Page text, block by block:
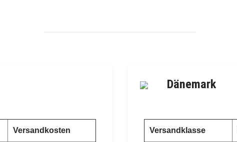
Versandkosten
Dänemark
Versandklasse